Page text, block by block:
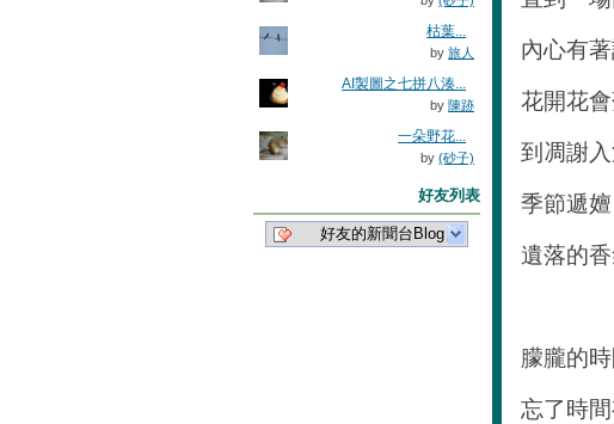
內心有
花開花
到凋謝
季節遞
遺落的
朦朧的
忘了時
枯葉...
by旅人
AI製圖之七拼八湊...
by陳跡
一朵野花...
by(砂子)
好友列表
好友的新聞台Blog